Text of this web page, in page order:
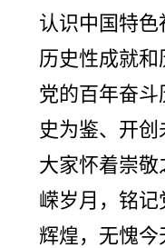
认识中国特
历史性成就
党的百年奋
史为鉴、开创
大家怀着崇
嵘岁月，铭
辉煌，无愧今